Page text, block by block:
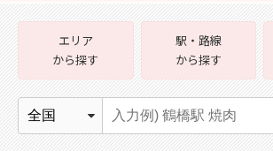
エリア
から探す
駅・路線
から探す